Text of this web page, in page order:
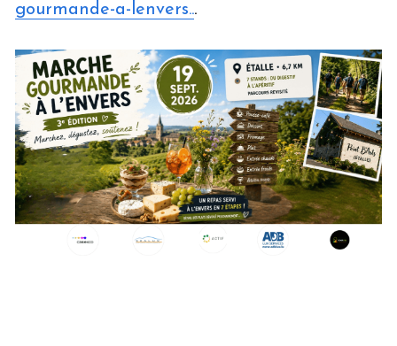
gourmande-a-lenvers...